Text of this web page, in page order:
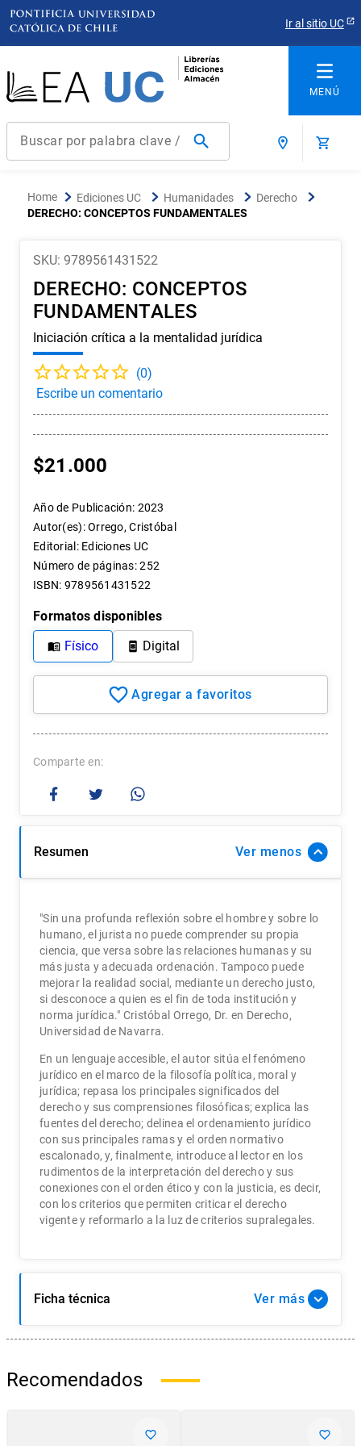
Ir al sitio UC
Buscar por palabra clave / título / autor / producto / ISBN
. derecho
reúso
ediciones uc
arquitectura
historia república chile
historia chile
historia
. arte
Ediciones UC Humanidades
Derecho
DERECHO: CONCEPTOS FUNDAMENTALES
SKU: 9789561431522
DERECHO: CONCEPTOS
FUNDAMENTALES
Iniciación crítica a la mentalidad jurídica
(0)
$21 .000
Año de Publicación: 2023
Autor(es):Orrego, Cristóbal
Editorial: Ediciones UC
Número de páginas:252
ISBN: 9789561431522
Formatos disponibles
Físico
Digital
Comparte
Resumen Ver
"Sin una profunda reflexión sobre el hombre y sobre lo
humano, el jurista no puede comprender su propia
ciencia, que versa sobre las relaciones humanas y su
más justa y adecuada ordenación. Tampoco puede
mejorar la realidad social, mediante un derecho justo,
si desconoce a quien es el fin de toda institución y
norma jurídica." Cristóbal Orrego, Dr. en Derecho,
Universidad de Navarra.
En un lenguaje accesible, el autor sitúa el fenómeno
jurídico en el marco de la filosofía política, moral y
jurídica; repasa los principales significados del
derecho y sus comprensiones filosóficas; explica las
fuentes del derecho; delinea el ordenamiento jurídico
con sus principales ramas y el orden normativo
escalonado, y, finalmente, introduce al lector en los
rudimentos de la interpretación del derecho y sus
conexiones con el orden ético y con la justicia, es decir,
con los criterios que permiten criticar el derecho
vigente y reformarlo a la luz de criterios supralegales.
Ficha técnica Ver
Recomendados